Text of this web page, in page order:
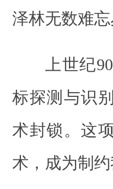
泽林无数难忘
上世纪
标探测与识
术封锁。这
术，成为制